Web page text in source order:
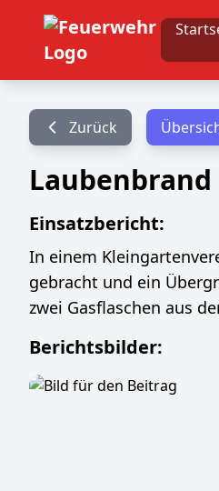
Zurück
Laubenbrand
Einsatzbericht:
In einem
gebracht und ein
zwei Gasflaschen aus
Berichtsbilder: